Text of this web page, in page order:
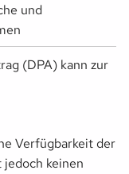
und
(DPA) kann zur
Verfügbarkeit der
keinen